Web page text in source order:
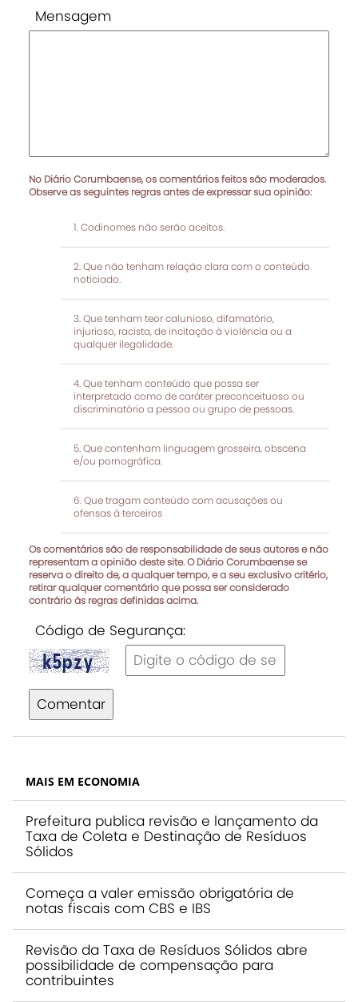
Mensagem
No Diário Corumbaense, os comentários feitos são moderados.
Observe as seguintes regras antes de expressar sua opinião:
Codinomes não serão aceitos.
Que não tenham relação clara com o conteúdo
noticiado.
Que tenham teor calunioso, difamatório,
injurioso, racista, de incitação à violência ou a
qualquer ilegalidade.
Que tenham conteúdo que possa ser
interpretado como de caráter preconceituoso ou
discriminatório a pessoa ou grupo de pessoas.
Que contenham linguagem grosseira, obscena
e/ou pornográfica.
Que tragam conteúdo com acusações ou
ofensas à terceiros
Os comentários são de responsabilidade de seus autores e não
representam a opinião deste site. O Diário Corumbaense se
reserva o direito de, a qualquer tempo, e a seu exclusivo critério,
retirar qualquer comentário que possa ser considerado
contrário às regras definidas acima.
Código de Segurança:
Comentar
MAIS EM ECONOMIA
Prefeitura publica revisão e lançamento da
Taxa de Coleta e Destinação de Resíduos
Sólidos
Começa a valer emissão obrigatória de
notas fiscais com CBS e IBS
Revisão da Taxa de Resíduos Sólidos abre
possibilidade de compensação para
contribuintes